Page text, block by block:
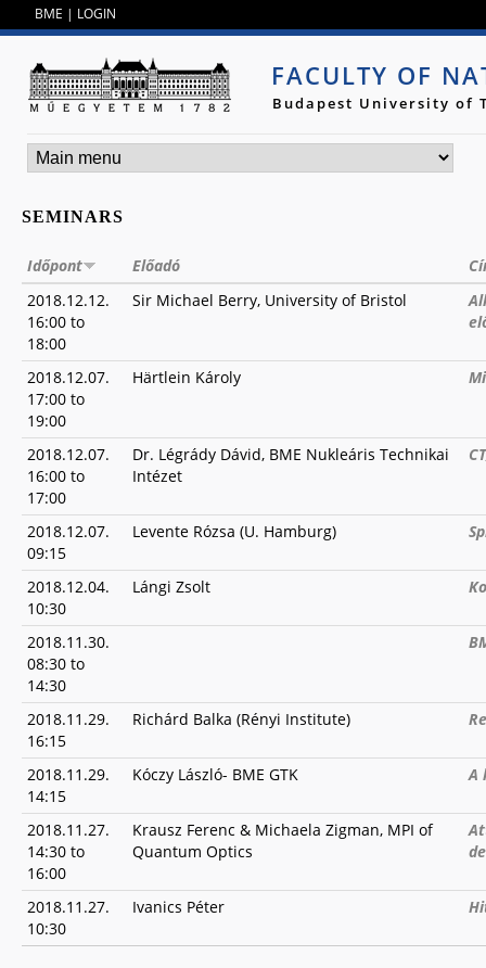
BME | LOGIN
FACULTY OF
Budapest University of
SEMINARS
Időpont Előadó
2018.12.12.
16:00 to
18:00
Sir Michael Berry, University of Bristol
2018.12.07.
17:00 to
19:00
Härtlein Károly
2018.12.07.
16:00 to
17:00
Dr. Légrády Dávid, BME Nukleáris Technikai
Intézet
2018.12.07.
09:15
Levente Rózsa (U. Hamburg)
2018.12.04.
10:30
Lángi Zsolt
2018.11.30.
08:30 to
14:30
2018.11.29.
16:15
Richárd Balka (Rényi Institute)
2018.11.29.
14:15
Kóczy László- BME GTK A
2018.11.27.
14:30 to
16:00
Krausz Ferenc & Michaela Zigman, MPI of
Quantum Optics
2018.11.27.
10:30
Ivanics Péter